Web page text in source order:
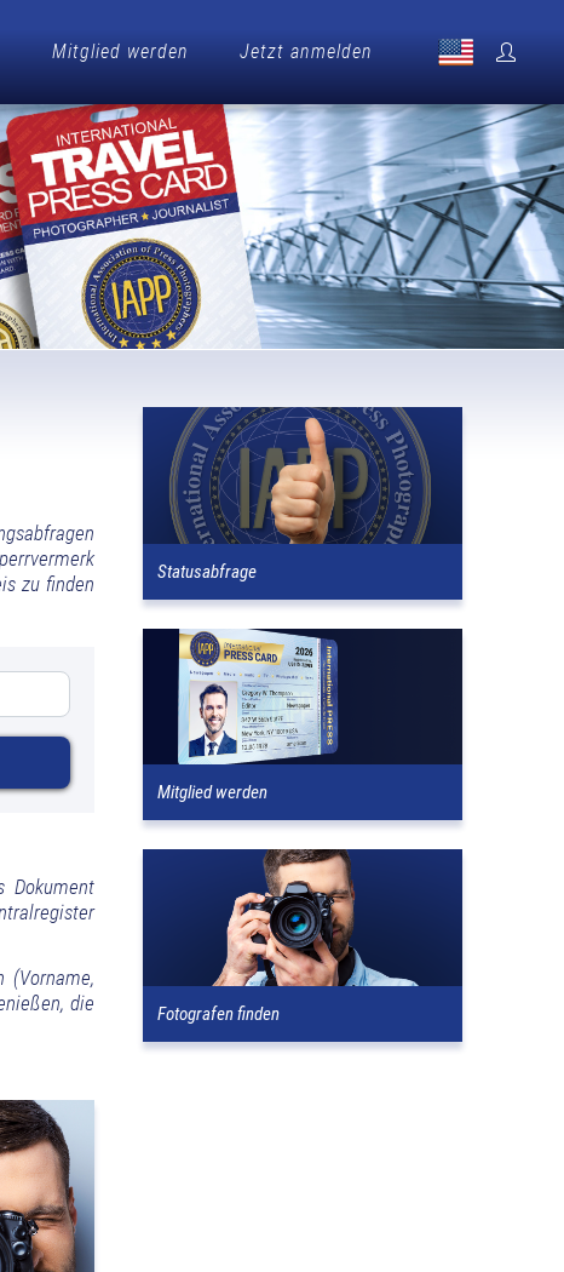
Mitglied werden Jetzt anmelden
zu finden
Dokument
(Vorname,
die
Statusabfrage
Mitglied werden
Fotografen finden